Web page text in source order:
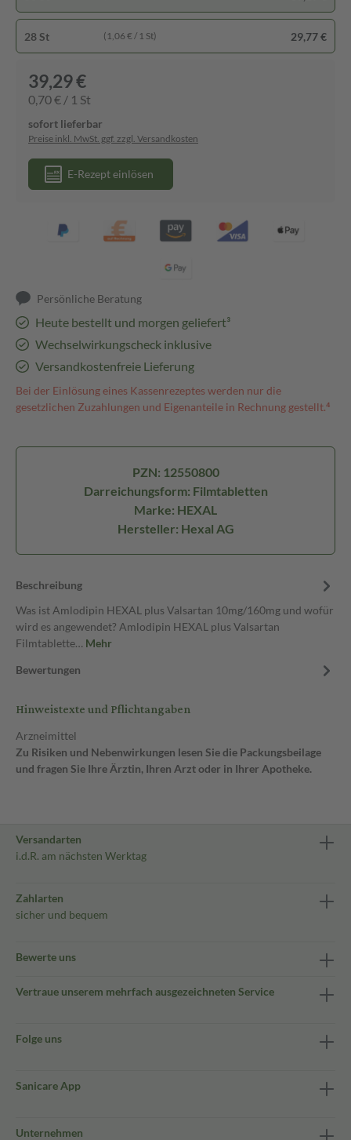
28 St (1,06 € / 1 St) 29,77 €
39,29 €
0,70 € / 1 St
sofort lieferbar
Preise inkl. MwSt. ggf. zzgl. Versandkosten
E-Rezept einlösen
Persönliche Beratung
Heute bestellt und morgen geliefert³
Wechselwirkungscheck inklusive
Versandkostenfreie Lieferung
Bei der Einlösung eines Kassenrezeptes werden nur die
gesetzlichen Zuzahlungen und Eigenanteile in Rechnung gestellt.⁴
PZN: 12550800
Darreichungsform: Filmtabletten
Marke: HEXAL
Hersteller: Hexal AG
Beschreibung
Was ist Amlodipin HEXAL plus Valsartan 10mg/160mg und wofür
wird es angewendet? Amlodipin HEXAL plus Valsartan
Filmtablette… Mehr
Bewertungen
Hinweistexte und Pflichtangaben
Arzneimittel
Zu Risiken und Nebenwirkungen lesen Sie die Packungsbeilage
und fragen Sie Ihre Ärztin, Ihren Arzt oder in Ihrer Apotheke.
Versandarten
i.d.R. am nächsten Werktag
Zahlarten
sicher und bequem
Bewerte uns
Vertraue unserem mehrfach ausgezeichneten Service
Folge uns
Sanicare App
Unternehmen